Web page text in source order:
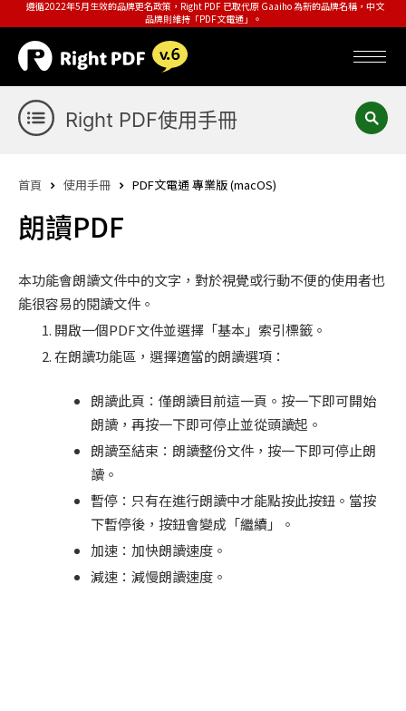
遵循2022年5月生效的品牌更名政策，Right PDF 已取代原 Gaaiho 為新的品牌名稱，中文
品牌則維持「PDF文電通」。
Right PDF使用手冊
首頁 使用手冊 PDF文電通 專業版 (macOS)
朗讀PDF
本功能會朗讀文件中的文字，對於視覺或行動不便的使用者也
能很容易的閱讀文件。
開啟一個PDF文件並選擇「基本」索引標籤。
在朗讀功能區，選擇適當的朗讀選項：
朗讀此頁：僅朗讀目前這一頁。按一下即可開始
朗讀，再按一下即可停止並從頭讀起。
朗讀至結束：朗讀整份文件，按一下即可停止朗
讀。
暫停：只有在進行朗讀中才能點按此按鈕。當按
下暫停後，按鈕會變成「繼續」。
加速：加快朗讀速度。
減速：減慢朗讀速度。